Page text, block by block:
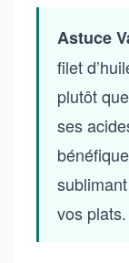
Astuce
filet
plutôt
ses
vos plats.